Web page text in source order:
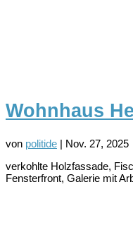
Wohnhaus
von politide | Nov. 27, 2025
verkohlte Holzfassade,
Fensterfront, Galerie mit